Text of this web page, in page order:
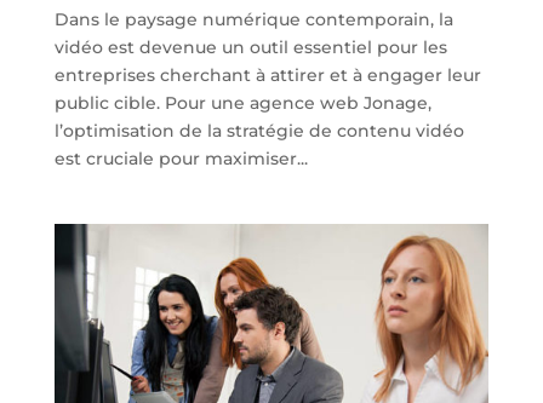
Dans le paysage numérique contemporain, la
vidéo est devenue un outil essentiel pour les
entreprises cherchant à attirer et à engager leur
public cible. Pour une agence web Jonage,
l’optimisation de la stratégie de contenu vidéo
est cruciale pour maximiser...